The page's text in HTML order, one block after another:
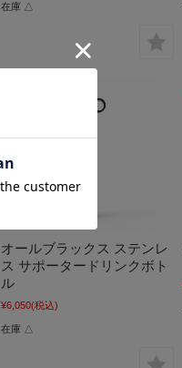
在庫 △
オールブラックス ステンレ
ス サポータードリンクボト
ル
¥6,050(税込)
在庫 △